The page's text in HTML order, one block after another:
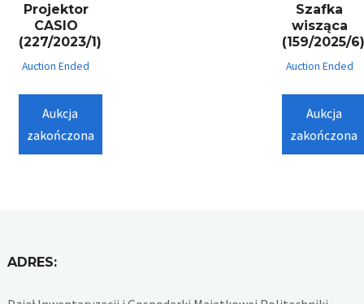
Projektor
CASIO
(227/2023/1)
Auction Ended
Aukcja
zakończona
Szafka
wisząca
(159/2025/
Auction Ended
Aukcja
zakończona
ADRES: